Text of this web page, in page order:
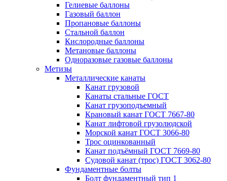
Гелиевые баллоны
Газовый баллон
Пропановые баллоны
Стальной баллон
Кислородные баллоны
Метановые баллоны
Одноразовые газовые баллоны
Метизы
Металлические канаты
Канат грузовой
Канаты стальные ГОСТ
Канат грузоподъемный
Крановый канат ГОСТ 7667-80
Канат лифтовой грузолюдской
Морской канат ГОСТ 3066-80
Трос оцинкованный
Канат подъёмный ГОСТ 7669-80
Судовой канат (трос) ГОСТ 3062-80
Фундаментные болты
Болт фундаментный тип 1